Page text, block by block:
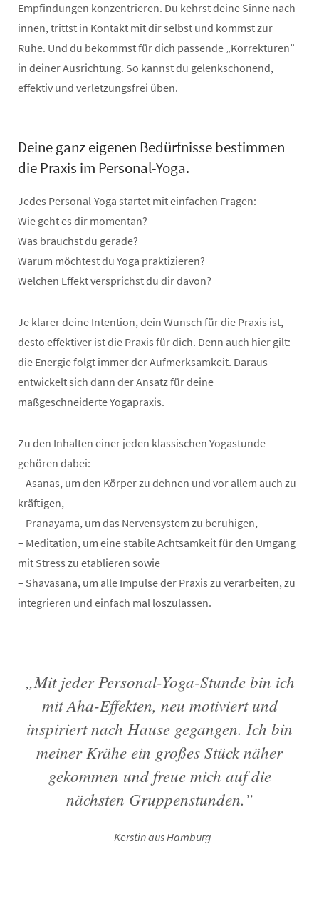
Empfindungen konzentrieren. Du kehrst deine Sinne nach
innen, trittst in Kontakt mit dir selbst und kommst zur
Ruhe. Und du bekommst für dich passende „Korrekturen”
in deiner Ausrichtung. So kannst du gelenkschonend,
effektiv und verletzungsfrei üben.
Deine ganz eigenen Bedürfnisse bestimmen
die Praxis im Personal-Yoga.
Jedes Personal-Yoga startet mit einfachen Fragen:
Wie geht es dir momentan?
Was brauchst du gerade?
Warum möchtest du Yoga praktizieren?
Welchen Effekt versprichst du dir davon?
Je klarer deine Intention, dein Wunsch für die Praxis ist,
desto effektiver ist die Praxis für dich. Denn auch hier gilt:
die Energie folgt immer der Aufmerksamkeit. Daraus
entwickelt sich dann der Ansatz für deine
maßgeschneiderte Yogapraxis.
Zu den Inhalten einer jeden klassischen Yogastunde
gehören dabei:
– Asanas, um den Körper zu dehnen und vor allem auch zu
kräftigen,
– Pranayama, um das Nervensystem zu beruhigen,
– Meditation, um eine stabile Achtsamkeit für den Umgang
mit Stress zu etablieren sowie
– Shavasana, um alle Impulse der Praxis zu verarbeiten, zu
integrieren und einfach mal loszulassen.
„Mit jeder Personal-Yoga-Stunde bin ich
mit Aha-Effekten, neu motiviert und
inspiriert nach Hause gegangen. Ich bin
meiner Krähe ein großes Stück näher
gekommen und freue mich auf die
nächsten Gruppenstunden.”
Kerstin aus Hamburg